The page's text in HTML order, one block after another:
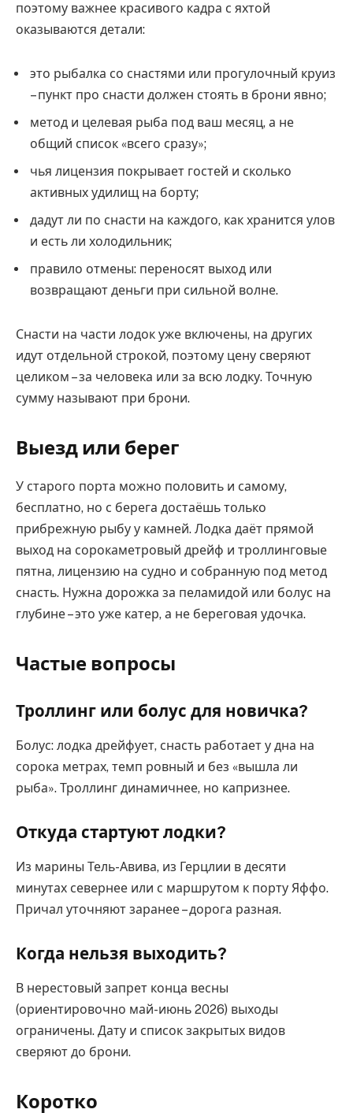
поэтому важнее красивого кадра с яхтой
оказываются детали:
это рыбалка со снастями или прогулочный круиз
– пункт про снасти должен стоять в брони явно;
метод и целевая рыба под ваш месяц, а не
общий список «всего сразу»;
чья лицензия покрывает гостей и сколько
активных удилищ на борту;
дадут ли по снасти на каждого, как хранится улов
и есть ли холодильник;
правило отмены: переносят выход или
возвращают деньги при сильной волне.
Снасти на части лодок уже включены, на других
идут отдельной строкой, поэтому цену сверяют
целиком – за человека или за всю лодку. Точную
сумму называют при брони.
Выезд или берег
У старого порта можно половить и самому,
бесплатно, но с берега достаёшь только
прибрежную рыбу у камней. Лодка даёт прямой
выход на сорокаметровый дрейф и троллинговые
пятна, лицензию на судно и собранную под метод
снасть. Нужна дорожка за пеламидой или болус на
глубине – это уже катер, а не береговая удочка.
Частые вопросы
Троллинг или болус для новичка?
Болус: лодка дрейфует, снасть работает у дна на
сорока метрах, темп ровный и без «вышла ли
рыба». Троллинг динамичнее, но капризнее.
Откуда стартуют лодки?
Из марины Тель-Авива, из Герцлии в десяти
минутах севернее или с маршрутом к порту Яффо.
Причал уточняют заранее – дорога разная.
Когда нельзя выходить?
В нерестовый запрет конца весны
(ориентировочно май-июнь 2026) выходы
ограничены. Дату и список закрытых видов
сверяют до брони.
Коротко